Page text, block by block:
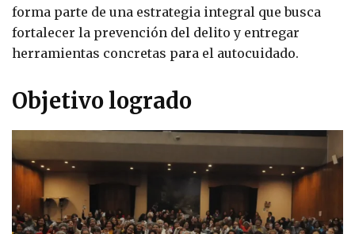
forma parte de una estrategia integral que busca
fortalecer la prevención del delito y entregar
herramientas concretas para el autocuidado.
Objetivo logrado